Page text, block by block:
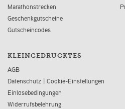
Marathonstrecken
Geschenkgutscheine
Gutscheincodes
KLEINGEDRUCKTES
AGB
Datenschutz | Cookie-Einstellungen
Einlösebedingungen
Widerrufsbelehrung